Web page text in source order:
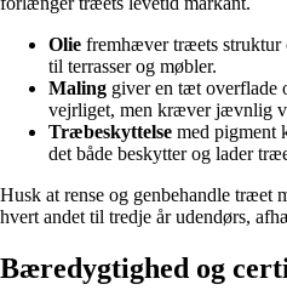
Olie fremhæver træets struktur
til terrasser og møbler.
Maling giver en tæt overflade
vejrliget, men kræver jævnlig
Træbeskyttelse med pigment
det både beskytter og lader
Husk at rense og genbehandle træet
hvert andet til tredje år udendørs,
Bæredygtighed og